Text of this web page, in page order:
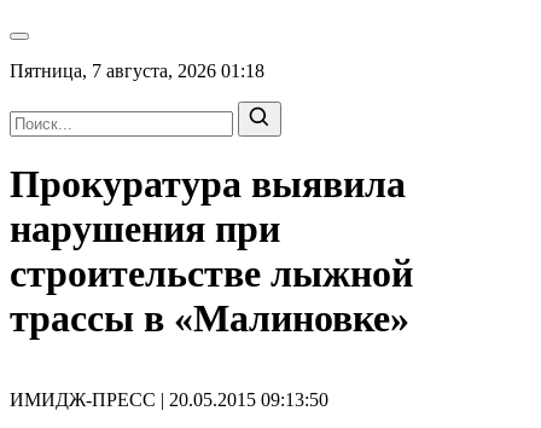
Пятница, 7 августа, 2026 01:18
Прокуратура выявила
нарушения при
строительстве лыжной
трассы в «Малиновке»
ИМИДЖ-ПРЕСС | 20.05.2015 09:13:50